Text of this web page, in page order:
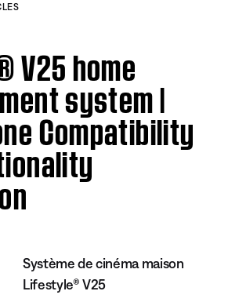
V25 home
system |
Compatibility
Système de cinéma maison
Lifestyle® V25